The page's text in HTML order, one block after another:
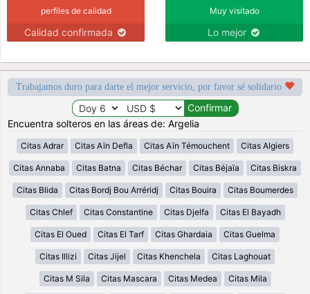
perfiles de calidad
Calidad confirmada
Muy visitado
Lo mejor
Trabajamos duro para darte el mejor servicio, por favor sé solidario
Encuentra solteros en las áreas de: Argelia
Citas Adrar Citas Aïn Defla Citas Aïn Témouchent Citas Algiers
Citas Annaba Citas Batna Citas Béchar Citas Béjaïa Citas Biskra
Citas Blida Citas Bordj Bou Arréridj Citas Bouira Citas Boumerdes
Citas Chlef Citas Constantine Citas Djelfa Citas El Bayadh
Citas El Oued Citas El Tarf Citas Ghardaia Citas Guelma
Citas Illizi Citas Jijel Citas Khenchela Citas Laghouat
Citas M Sila Citas Mascara Citas Medea Citas Mila